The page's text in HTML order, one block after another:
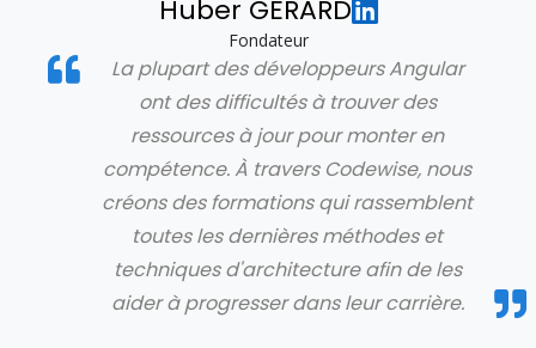
Huber GERARD
Fondateur
La plupart des développeurs Angular
ont des difficultés à trouver des
ressources à jour pour monter en
compétence. À travers Codewise, nous
créons des formations qui rassemblent
toutes les dernières méthodes et
techniques d'architecture afin de les
aider à progresser dans leur carrière.